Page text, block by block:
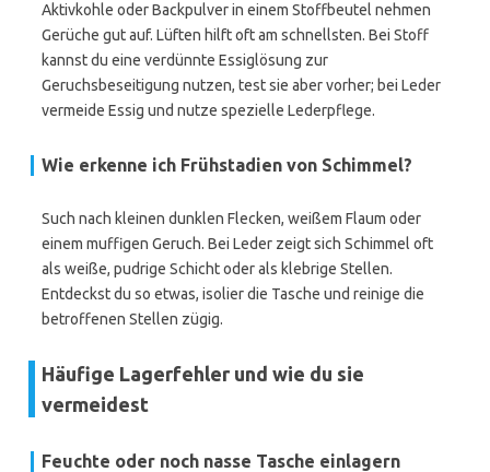
Aktivkohle oder Backpulver in einem Stoffbeutel nehmen
Gerüche gut auf. Lüften hilft oft am schnellsten. Bei Stoff
kannst du eine verdünnte Essiglösung zur
Geruchsbeseitigung nutzen, test sie aber vorher; bei Leder
vermeide Essig und nutze spezielle Lederpflege.
Wie erkenne ich Frühstadien von Schimmel?
Such nach kleinen dunklen Flecken, weißem Flaum oder
einem muffigen Geruch. Bei Leder zeigt sich Schimmel oft
als weiße, pudrige Schicht oder als klebrige Stellen.
Entdeckst du so etwas, isolier die Tasche und reinige die
betroffenen Stellen zügig.
Häufige Lagerfehler und wie du sie
vermeidest
Feuchte oder noch nasse Tasche einlagern